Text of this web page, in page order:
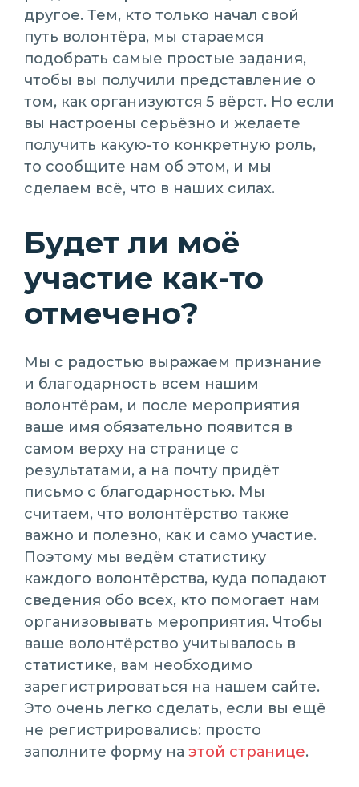
другое. Тем, кто только начал свой
путь волонтёра, мы стараемся
подобрать самые простые задания,
чтобы вы получили представление о
том, как организуются 5 вёрст. Но если
вы настроены серьёзно и желаете
получить какую-то конкретную роль,
то сообщите нам об этом, и мы
сделаем всё, что в наших силах.
Будет ли моё
участие как-то
отмечено?
Мы с радостью выражаем признание
и благодарность всем нашим
волонтёрам, и после мероприятия
ваше имя обязательно появится в
самом верху на странице с
результатами, а на почту придёт
письмо с благодарностью. Мы
считаем, что волонтёрство также
важно и полезно, как и само участие.
Поэтому мы ведём статистику
каждого волонтёрства, куда попадают
сведения обо всех, кто помогает нам
организовывать мероприятия. Чтобы
ваше волонтёрство учитывалось в
статистике, вам необходимо
зарегистрироваться на нашем сайте.
Это очень легко сделать, если вы ещё
не регистрировались: просто
заполните форму на этой странице.